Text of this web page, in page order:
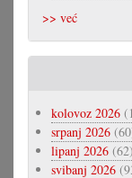
>> već
kolovoz 2026
srpanj 2026
lipanj 2026 (62)
svibanj 2026